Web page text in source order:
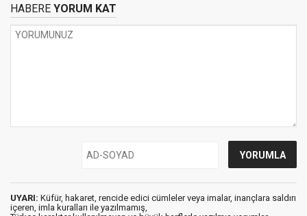
HABERE YORUM KAT
UYARI: Küfür, hakaret, rencide edici cümleler veya imalar, inançlara saldırı
içeren, imla kuralları ile yazılmamış,